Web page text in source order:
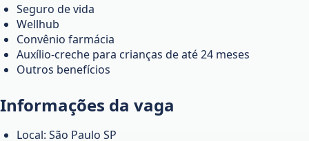
Seguro de vida
Wellhub
Convênio farmácia
Auxílio-creche para crianças de até 24 meses
Outros benefícios
Informações da vaga
Local: São Paulo SP